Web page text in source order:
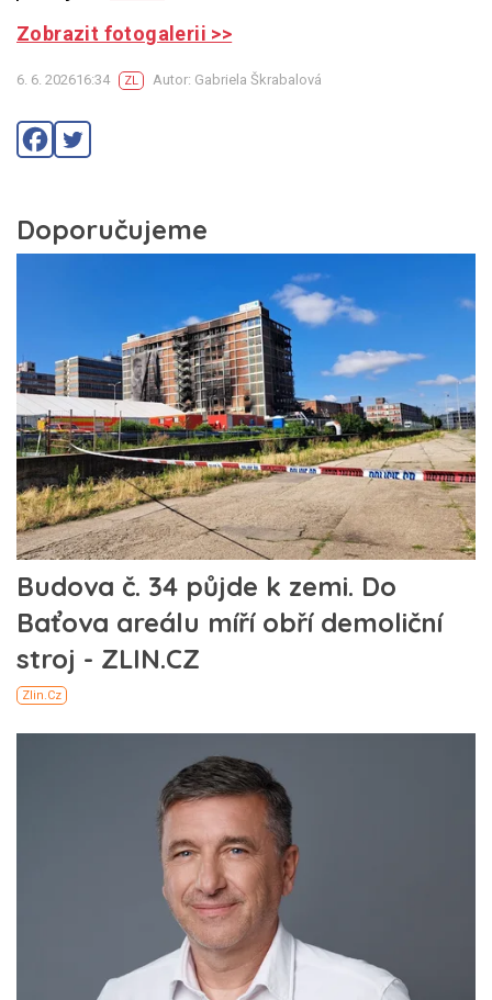
Zobrazit fotogalerii >>
6. 6. 202616:34 ZL Autor: Gabriela Škrabalová